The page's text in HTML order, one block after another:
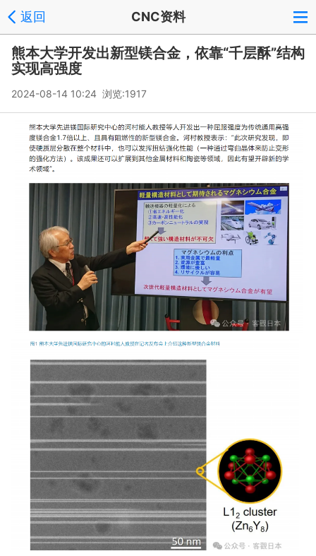
返回 CNC资料
熊本大学开发出新型镁合金，依靠“千层酥”结构
实现高强度
2024-08-14 10:24 浏览:1917